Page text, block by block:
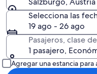
Selecciona las
19 ago - 26 ago
Pasajeros, clase
1 pasajero,
Agregar una estancia para